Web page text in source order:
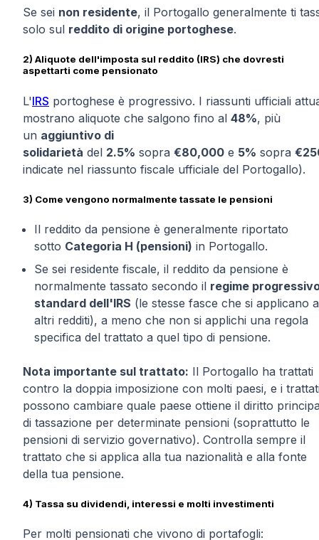
Se sei non residente, il Portogallo generalmente ti
solo sul reddito di origine portoghese.
2) Aliquote dell'imposta sul reddito (IRS) che dovresti
aspettarti come pensionato
L'IRS portoghese è progressivo. I riassunti ufficiali
mostrano aliquote che salgono fino al 48%, più
un aggiuntivo di
solidarietà del 2.5% sopra €80,000 e 5% sopra
indicate nel riassunto fiscale ufficiale del Portogallo).
3) Come vengono normalmente tassate le pensioni
Il reddito da pensione è generalmente riportato
sotto Categoria H (pensioni) in Portogallo.
Se sei residente fiscale, il reddito da pensione è
normalmente tassato secondo il regime
standard dell'IRS (le stesse fasce che si applicano
altri redditi), a meno che non si applichi una regola
specifica del trattato a quel tipo di pensione.
Nota importante sul trattato: Il Portogallo ha trattati
contro la doppia imposizione con molti paesi, e i
possono cambiare quale paese ottiene il diritto
di tassazione per determinate pensioni (soprattutto le
pensioni di servizio governativo). Controlla sempre il
trattato che si applica alla tua nazionalità e alla fonte
della tua pensione.
4) Tassa su dividendi, interessi e molti investimenti
Per molti pensionati che vivono di portafogli: